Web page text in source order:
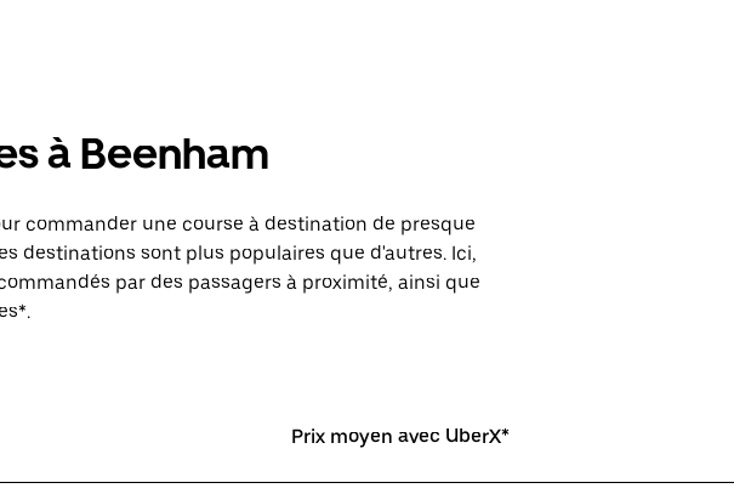
à Beenham
commander une course à destination de presque
destinations sont plus populaires que d'autres. Ici,
par des passagers à proximité, ainsi que
Prix moyen avec UberX*